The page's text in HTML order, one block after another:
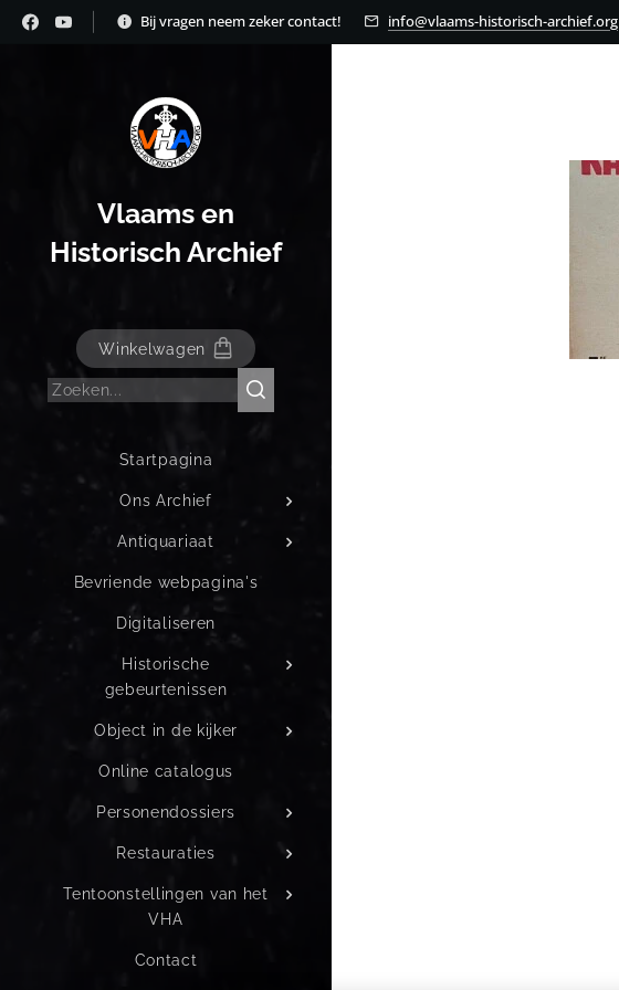
Bij vragen neem zeker contact! info@vlaams-historisch-archief.org
Vlaams en
Historisch Archief
Winkelwagen
Startpagina
Ons Archief
Antiquariaat
Bevriende webpagina's
Digitaliseren
Historische
gebeurtenissen
Object in de kijker
Online catalogus
Personendossiers
Restauraties
Tentoonstellingen van het
VHA
Contact